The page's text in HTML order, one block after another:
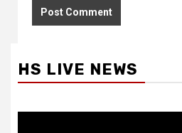
HS LIVE NEWS